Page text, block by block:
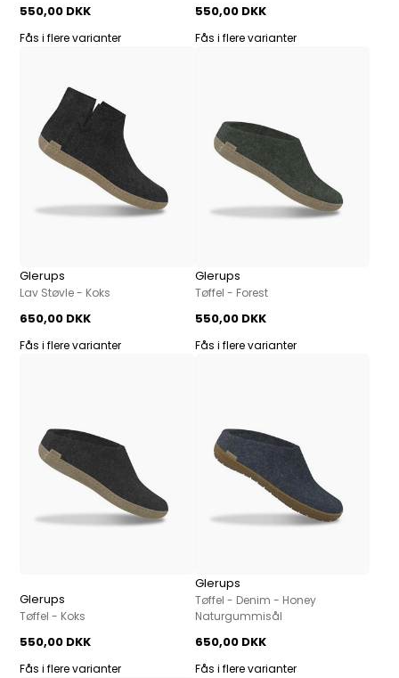
550,00 DKK
Fås i flere varianter
550,00 DKK
Fås i flere varianter
Glerups
Lav Støvle - Koks
650,00 DKK
Fås i flere varianter
Glerups
Tøffel - Forest
550,00 DKK
Fås i flere varianter
Glerups
Tøffel - Koks
550,00 DKK
Fås i flere varianter
Glerups
Tøffel - Denim - Honey
Naturgummisål
650,00 DKK
Fås i flere varianter